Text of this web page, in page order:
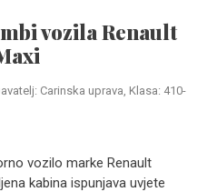
vozila Renault
Carinska uprava, Klasa: 410-
vozilo marke Renault
kabina ispunjava uvjete